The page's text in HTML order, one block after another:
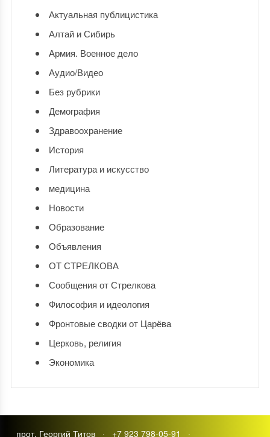
Актуальная публицистика
Алтай и Сибирь
Армия. Военное дело
Аудио/Видео
Без рубрики
Демография
Здравоохранение
История
Литература и искусство
медицина
Новости
Образование
Объявления
ОТ СТРЕЛКОВА
Сообщения от Стрелкова
Философия и идеология
Фронтовые сводки от Царёва
Церковь, религия
Экономика
прот. Георгий Титов · +7 923 798-05-91 ·